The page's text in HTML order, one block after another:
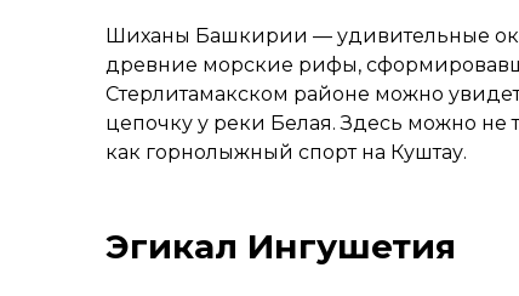
Шиханы Башкирии — удивительные
древние морские рифы,
Стерлитамакском районе можно
цепочку у реки Белая. Здесь можно не
как горнолыжный спорт на Куштау.
Эгикал Ингушетия